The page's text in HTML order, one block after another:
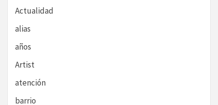
Actualidad
alias
años
Artist
atención
barrio